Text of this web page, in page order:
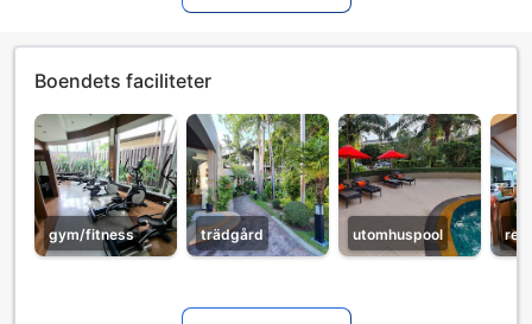
Boendets faciliteter
gym/fitness trädgård utomhuspool